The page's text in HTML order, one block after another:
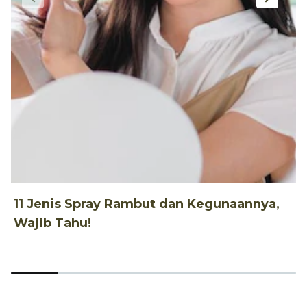
11 Jenis Spray Rambut dan Kegunaannya,
Wajib Tahu!